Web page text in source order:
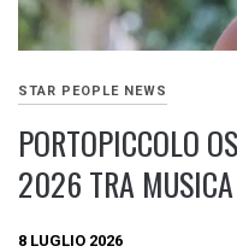
STAR PEOPLE NEWS
PORTOPICCOLO
2026 TRA MUSICA
8 LUGLIO 2026